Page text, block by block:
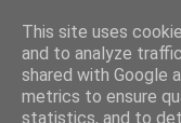
This site uses
and to analyze
shared with Google
metrics to ensure
statistics, and to